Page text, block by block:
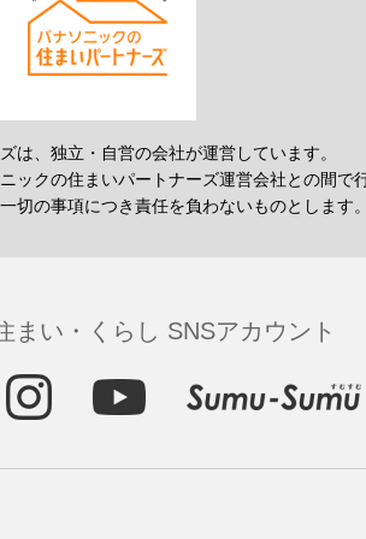
は、独立・自営の会社が運営しています。
ックの住まいパートナーズ運営会社との間で
切の事項につき責任を負わないものとします。
まい・くらし SNSアカウント